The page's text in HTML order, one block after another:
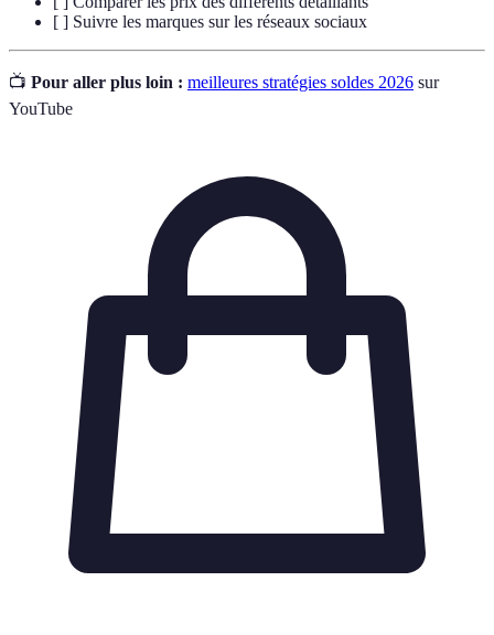
[ ] Suivre les marques sur les réseaux sociaux
📺 Pour aller plus loin : meilleures stratégies soldes 2026 sur
YouTube